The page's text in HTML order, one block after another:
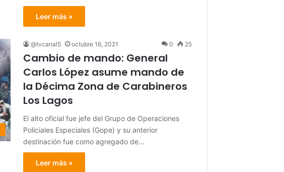
Leer más »
@tvcanal5 octubre 16, 2021 0 25
Cambio de mando: General
Carlos López asume mando de
la Décima Zona de Carabineros
Los Lagos
El alto oficial fue jefe del Grupo de Operaciones
Policiales Especiales (Gope) y su anterior
destinación fue como agregado de…
Leer más »